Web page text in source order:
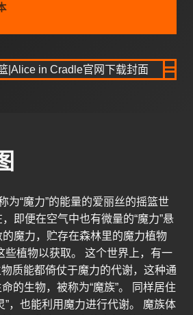
为“魔力”的能量的爱丽丝的摇篮世
，即便在空气中也有微量的“魔力”悬
魔力，贮存在森林里的魔力植物
些植物以获取。 这个世界上，有一
质能都倚仗于魔力的代谢，这种通
的生物，被称为“魔族”。 同样居住
”，也能利用魔力进行代谢。 魔族体